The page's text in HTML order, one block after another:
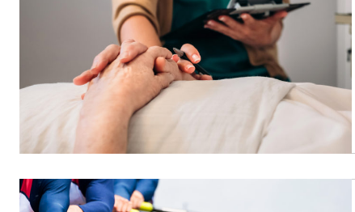
Liberté religieuse
Mission
People
Politique Religions